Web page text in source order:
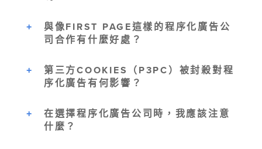
與像FIRST PAGE這樣的程序化廣告公
司合作有什麼好處？
第三方COOKIES（P3PC）被封殺對程
序化廣告有何影響？
在選擇程序化廣告公司時，我應該注意
什麼？